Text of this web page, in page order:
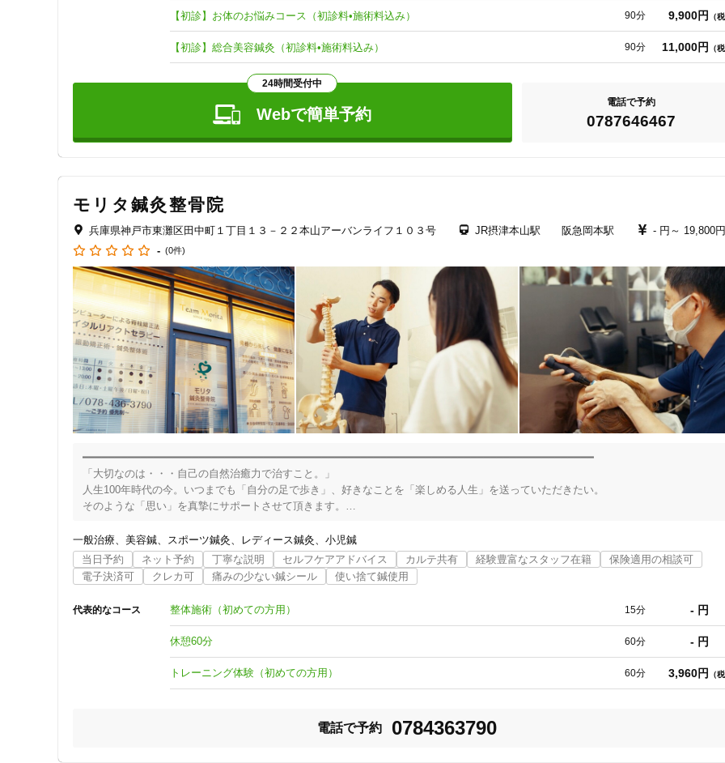
住所 神戸市東灘区 変更する
ジャンル
一般治療 レディ
【初診】お体のお悩みコース（初診料•施術料込み） 90分 9,900円 （
【初診】総合美容鍼灸（初診料•施術料込み） 90分 11,000円 （
24時間受付中
Webで簡単予約
電話で予約
0787646467
モリタ鍼灸整骨院
兵庫県神戸市東灘区田中町１丁目１３－２２本山アーバンライフ１０３号 JR摂津本山駅 阪急岡本駅 - 円～ 19,800円
- (0件)
━━━━━━━━━━━━━━━━━━━━━━━━━━━━━━━━━━━━━━━━━━━━━━━━━━━━━━━━━━━━━━━━━━━━━━━━━━━━━━━
「大切なのは・・・自己の自然治癒力で治すこと。」
人生100年時代の今。いつまでも「自分の足で歩き」、好きなことを「楽しめる人生」を送っていただきたい。
そのような「思い」を真摯にサポートさせて頂きます。
「痛みの真の原因は・・・背骨の歪み、関節のズレ、そこから起こる神経阻害」
当院は、レントゲン評価による正確な検査治療を行っており、背骨、骨盤、頭蓋骨などの歪みや、様々な体の痛みを抱えた患者様が多
ご来院されます。
開業当初は主に近隣の方々が来院されていましたが、最近では他府県からの患者様が増えてきました。このことは「患者様に信頼され
院を造りたい。」と思い続け「根っこから治すこと！」にこだわってきた結果でもあります。
━━━━━━━━━━━━━━━━━━━━━━━━━━━━━━━━━━━━━━━━━━━━━━━━━━━━━━━━━━━━━━━━━━━━━━━━━━━━━━━
一般治療 美容鍼 スポーツ鍼灸 レディース鍼灸
小児鍼
当日予約
ネット予約 丁寧な説明 セルフケアアドバイス カルテ共有 経験豊富なスタッフ在籍
保険適用の相談可
電子決済可
クレカ可 痛みの少ない鍼シール 使い捨て鍼使用
代表的なコース 整体施術（初めての方用） 15分 - 円
休憩60分 60分 - 円
トレーニング体験（初めての方用） 60分 3,960円 （
電話で予約 0784363790